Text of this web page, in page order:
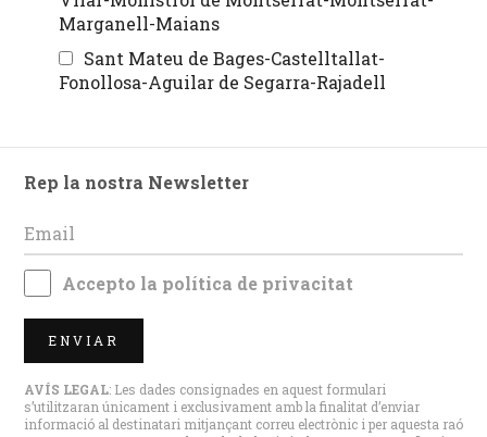
Marganell-Maians
Sant Mateu de Bages-Castelltallat-
Fonollosa-Aguilar de Segarra-Rajadell
Rep la nostra Newsletter
Accepto la política de privacitat
ENVIAR
AVÍS LEGAL: Les dades consignades en aquest formulari
s’utilitzaran únicament i exclusivament amb la finalitat d’enviar
informació al destinatari mitjançant correu electrònic i per aquesta raó